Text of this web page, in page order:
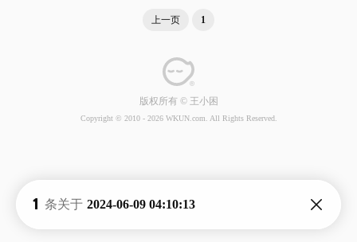
1 条关于 2024-06-09 04:10:13
上一页 1
版权所有 © 王小困
Copyright © 2010 - 2026 WKUN.com. All Rights Reserved.